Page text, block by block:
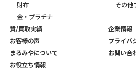
財布
金・プラチナ
その他
質/買取実績
お客様の声
まるみやについて
お役立ち情報
企業情報
プライバ
お問い合